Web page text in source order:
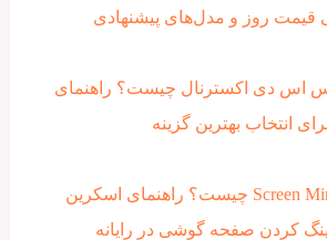
قیمت روز و مدل‌های پیشنهادی
اس دی اکسترنال چیست؟ راهنمای
انتخاب بهترین گزینه
Screen Mirroring چیست؟ راهنمای اسکرین
کردن صفحه گوشی در رایانه